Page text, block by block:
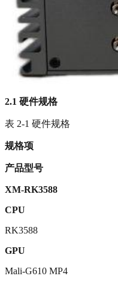
2.1 硬件规格
表 2-1 硬件规格
规格项
产品型号
XM-RK3588
CPU
RK3588
GPU
Mali-G610 MP4